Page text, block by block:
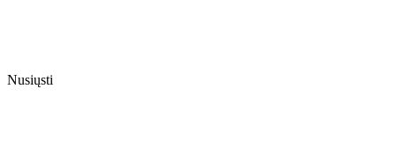
Nusiųsti